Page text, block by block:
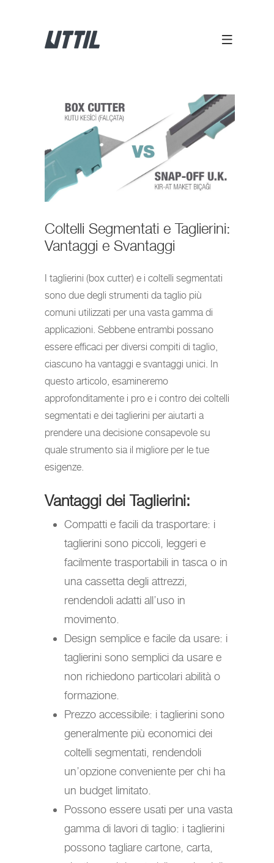
Coltelli Segmentati e Taglierini:
Vantaggi e Svantaggi
I taglierini (box cutter) e i coltelli segmentati
sono due degli strumenti da taglio più
comuni utilizzati per una vasta gamma di
applicazioni. Sebbene entrambi possano
essere efficaci per diversi compiti di taglio,
ciascuno ha vantaggi e svantaggi unici. In
questo articolo, esamineremo
approfonditamente i pro e i contro dei coltelli
segmentati e dei taglierini per aiutarti a
prendere una decisione consapevole su
quale strumento sia il migliore per le tue
esigenze.
Vantaggi dei Taglierini:
Compatti e facili da trasportare: i
taglierini sono piccoli, leggeri e
facilmente trasportabili in tasca o in
una cassetta degli attrezzi,
rendendoli adatti all’uso in
movimento.
Design semplice e facile da usare: i
taglierini sono semplici da usare e
non richiedono particolari abilità o
formazione.
Prezzo accessibile: i taglierini sono
generalmente più economici dei
coltelli segmentati, rendendoli
un’opzione conveniente per chi ha
un budget limitato.
Possono essere usati per una vasta
gamma di lavori di taglio: i taglierini
possono tagliare cartone, carta,